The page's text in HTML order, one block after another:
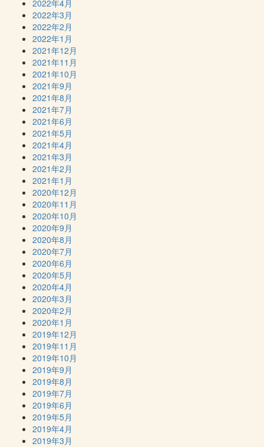
2022年4月
2022年3月
2022年2月
2022年1月
2021年12月
2021年11月
2021年10月
2021年9月
2021年8月
2021年7月
2021年6月
2021年5月
2021年4月
2021年3月
2021年2月
2021年1月
2020年12月
2020年11月
2020年10月
2020年9月
2020年8月
2020年7月
2020年6月
2020年5月
2020年4月
2020年3月
2020年2月
2020年1月
2019年12月
2019年11月
2019年10月
2019年9月
2019年8月
2019年7月
2019年6月
2019年5月
2019年4月
2019年3月